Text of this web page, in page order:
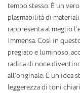
tempo stesso. È un
plasmabilità di
rappresenta al meglio
Immensa. Così in
pregiato e luminoso,
radica di noce
all’originale. È
leggerezza di toni